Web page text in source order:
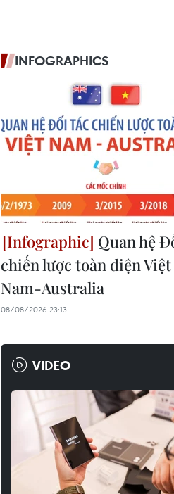
INFOGRAPHICS
Quan hệ
chiến lược toàn diện Việt
Nam-Australia
08/08/2026 23:13
VIDEO